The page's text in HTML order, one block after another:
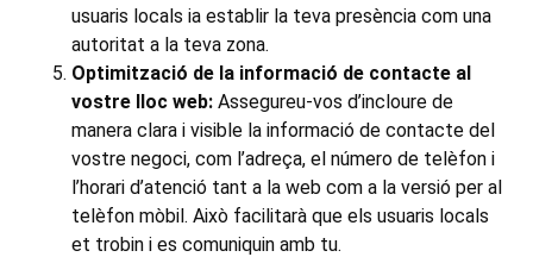
usuaris locals ia establir la teva presència com una
autoritat a la teva zona.
Optimització de la informació de contacte al
vostre lloc web: Assegureu-vos d’incloure de
manera clara i visible la informació de contacte del
vostre negoci, com l’adreça, el número de telèfon i
l’horari d’atenció tant a la web com a la versió per al
telèfon mòbil. Això facilitarà que els usuaris locals
et trobin i es comuniquin amb tu.